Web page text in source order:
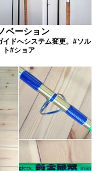
ベーション
イドへシステム変更。#ソル
ト#ショア